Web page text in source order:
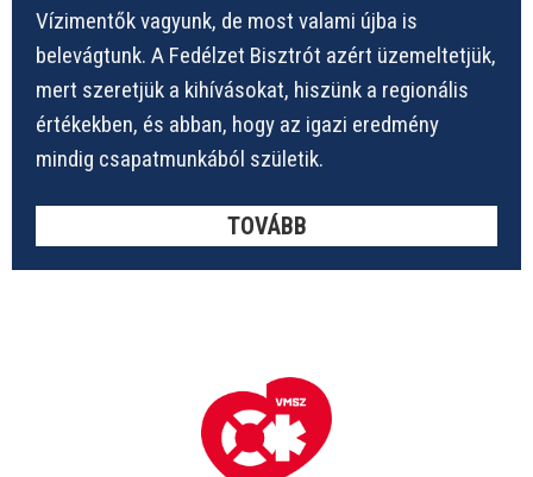
Vízimentők vagyunk, de most valami újba is
belevágtunk. A Fedélzet Bisztrót azért üzemeltetjük,
mert szeretjük a kihívásokat, hiszünk a regionális
értékekben, és abban, hogy az igazi eredmény
mindig csapatmunkából születik.
TOVÁBB